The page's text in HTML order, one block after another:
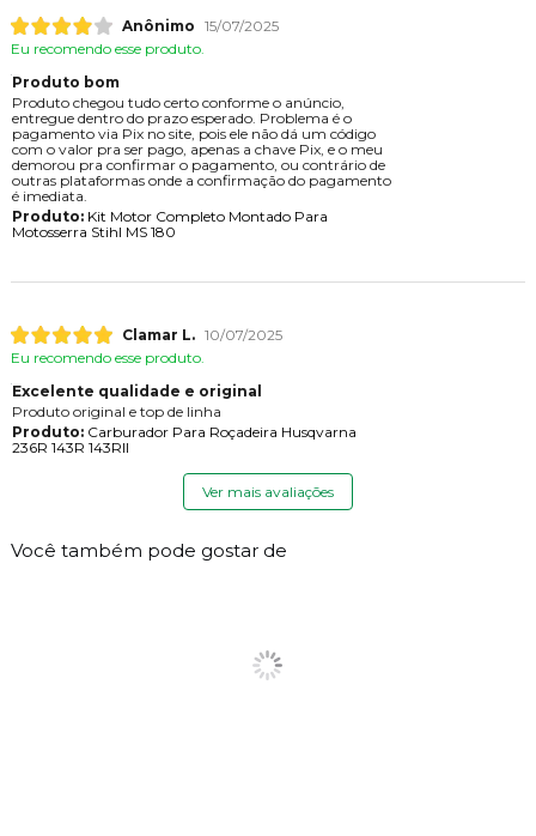
Anônimo 15/07/2025
Eu recomendo esse produto.
Produto bom
Produto chegou tudo certo conforme o anúncio,
entregue dentro do prazo esperado. Problema é o
pagamento via Pix no site, pois ele não dá um código
com o valor pra ser pago, apenas a chave Pix, e o meu
demorou pra confirmar o pagamento, ou contrário de
outras plataformas onde a confirmação do pagamento
é imediata.
Produto:Kit Motor Completo Montado Para
Motosserra Stihl MS 180
Clamar L. 10/07/2025
Eu recomendo esse produto.
Excelente qualidade e original
Produto original e top de linha
Produto:Carburador Para Roçadeira Husqvarna
236R 143R 143RII
Ver mais avaliações
Você também pode gostar de